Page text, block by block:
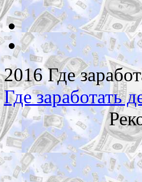
2016 Где
Где заработать